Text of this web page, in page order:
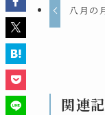
八月の
関連